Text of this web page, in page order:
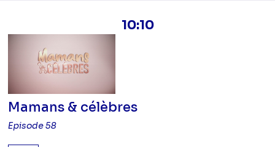
10:10
Mamans & célèbres
Episode 58